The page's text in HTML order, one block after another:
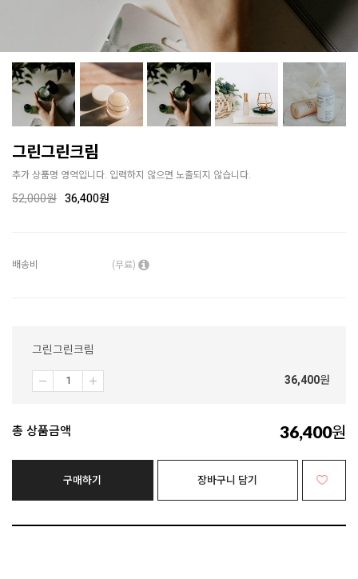
그린그린크림
추가 상품명 영역입니다. 입력하지 않으면 노출되지 않습니다.
52,000원 36,400원
배송비 (무료)
그린그린크림
36,400원
총 상품금액 36,400원
구매하기 장바구니 담기